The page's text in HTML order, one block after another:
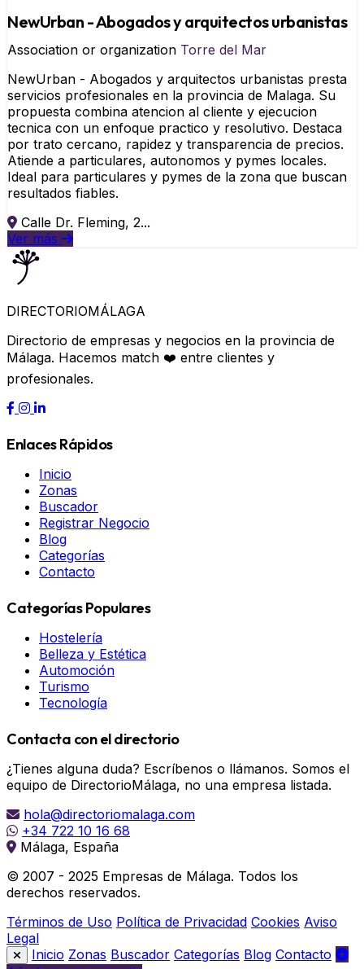
NewUrban - Abogados y arquitectos urbanistas
Association or organization Torre del Mar
NewUrban - Abogados y arquitectos urbanistas presta
servicios profesionales en la provincia de Malaga. Su
propuesta combina atencion al cliente y ejecucion
tecnica con un enfoque practico y resolutivo. Destaca
por trato cercano, rapidez y transparencia de precios.
Atiende a particulares, autonomos y pymes locales.
Ideal para particulares y pymes de la zona que buscan
resultados fiables.
Calle Dr. Fleming, 2...
Ver más
DIRECTORIOMÁLAGA
Directorio de empresas y negocios en la provincia de
Málaga. Hacemos match ❤️ entre clientes y
profesionales.
Enlaces Rápidos
Inicio
Zonas
Buscador
Registrar Negocio
Blog
Categorías
Contacto
Categorías Populares
Hostelería
Belleza y Estética
Automoción
Turismo
Tecnología
Contacta con el directorio
¿Tienes alguna duda? Escríbenos o llámanos. Somos el
equipo de DirectorioMálaga, no una empresa listada.
hola@directoriomalaga.com
+34 722 10 16 68
Málaga, España
© 2007 - 2025 Empresas de Málaga. Todos los
derechos reservados.
Términos de Uso Política de Privacidad Cookies Aviso
Legal
Inicio Zonas Buscador Categorías Blog Contacto